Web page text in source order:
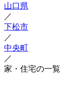
山口県
／
下松市
／
中央町
／
家・住宅の一覧